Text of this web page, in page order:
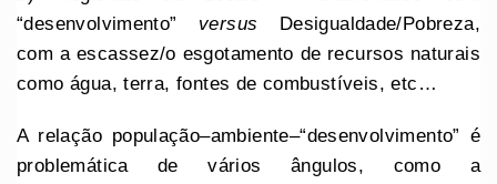
“desenvolvimento” versus
Desigualdade/Pobreza,
com a escassez/o esgotamento de recursos naturais
como água, terra, fontes de combustíveis, etc…
A relação população–ambiente–“desenvolvimento” é
problemática de vários ângulos, como a